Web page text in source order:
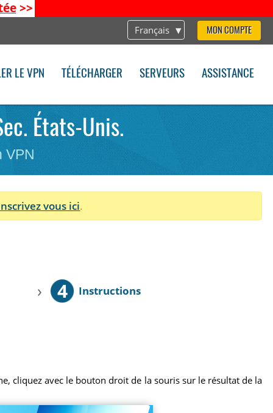
>>
Français MON COMPTE
LE VPN TÉLÉCHARGER SERVEURS ASSISTANCE
États-Unis.
VPN
vous ici.
› 4 Instructions
cliquez avec le bouton droit de la souris sur le résultat de la